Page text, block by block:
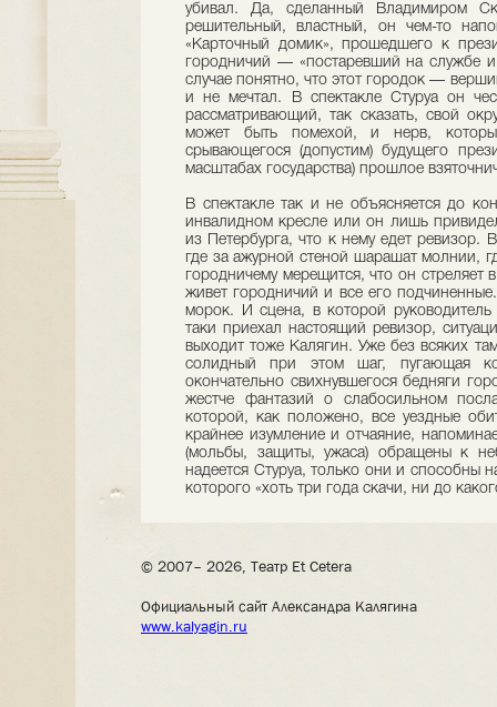
убивал. Да, сделанный Владимиром
решительный, властный, он чем-то
«Карточный домик», прошедшего к
городничий — «постаревший на службе
случае понятно, что этот городок —
и не мечтал. В спектакле Стуруа он
рассматривающий, так сказать, свой
может быть помехой, и нерв,
срывающегося (допустим) будущего
масштабах государства) прошлое
В спектакле так и не объясняется до
инвалидном кресле или он лишь
из Петербурга, что к нему едет
где за ажурной стеной шарашат молнии,
городничему мерещится, что он
живет городничий и все его
морок. И сцена, в которой
таки приехал настоящий ревизор,
выходит тоже Калягин. Уже без всяких
солидный при этом шаг, пугающая
окончательно свихнувшегося бедняги
жестче фантазий о слабосильном
которой, как положено, все уездные
крайнее изумление и отчаяние,
(мольбы, защиты, ужаса) обращены к
надеется Стуруа, только они и способны
которого «хоть три года скачи, ни до
© 2007– 2026, Театр Et Cetera
Официальный сайт Александра Калягина
www.kalyagin.ru